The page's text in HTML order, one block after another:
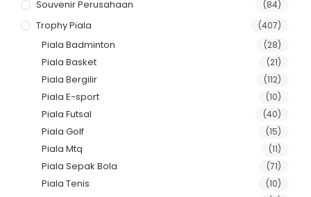
Souvenir Perusahaan (84)
Trophy Piala (407)
Piala Badminton (28)
Piala Basket (21)
Piala Bergilir (112)
Piala E-sport (10)
Piala Futsal (40)
Piala Golf (15)
Piala Mtq (11)
Piala Sepak Bola (71)
Piala Tenis (10)